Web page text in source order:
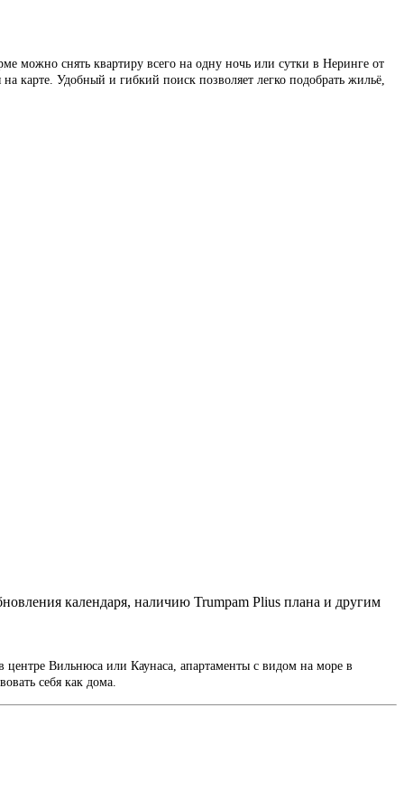
можно снять квартиру всего на одну ночь или сутки в Неринге от
карте. Удобный и гибкий поиск позволяет легко подобрать жильё,
календаря, наличию Trumpam Plius плана и другим
Вильнюса или Каунаса, апартаменты с видом на море в
себя как дома.